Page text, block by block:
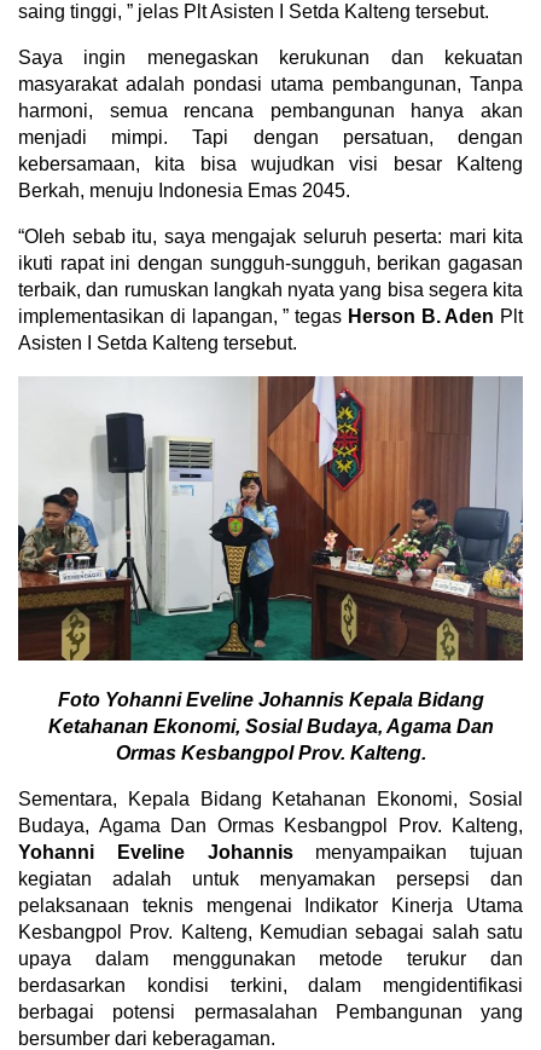
saing tinggi, ” jelas Plt Asisten I Setda Kalteng tersebut.
Saya ingin menegaskan kerukunan dan kekuatan
masyarakat adalah pondasi utama pembangunan, Tanpa
harmoni, semua rencana pembangunan hanya akan
menjadi mimpi. Tapi dengan persatuan, dengan
kebersamaan, kita bisa wujudkan visi besar Kalteng
Berkah, menuju Indonesia Emas 2045.
“Oleh sebab itu, saya mengajak seluruh peserta: mari kita
ikuti rapat ini dengan sungguh-sungguh, berikan gagasan
terbaik, dan rumuskan langkah nyata yang bisa segera kita
implementasikan di lapangan, ” tegas Herson B. Aden Plt
Asisten I Setda Kalteng tersebut.
Foto Yohanni Eveline Johannis Kepala Bidang
Ketahanan Ekonomi, Sosial Budaya, Agama Dan
Ormas Kesbangpol Prov. Kalteng.
Sementara, Kepala Bidang Ketahanan Ekonomi, Sosial
Budaya, Agama Dan Ormas Kesbangpol Prov. Kalteng,
Yohanni Eveline Johannismenyampaikan tujuan
kegiatan adalah untuk menyamakan persepsi dan
pelaksanaan teknis mengenai Indikator Kinerja Utama
Kesbangpol Prov. Kalteng, Kemudian sebagai salah satu
upaya dalam menggunakan metode terukur dan
berdasarkan kondisi terkini, dalam mengidentifikasi
berbagai potensi permasalahan Pembangunan yang
bersumber dari keberagaman.